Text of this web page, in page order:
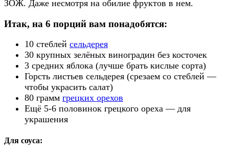
ЗОЖ. Даже несмотря на обилие фруктов в нем.
Итак, на 6 порций вам понадобятся:
10 стеблей сельдерея
30 крупных зелёных виноградин без косточек
3 средних яблока (лучше брать кислые сорта)
Горсть листьев сельдерея (срезаем со стеблей —
чтобы украсить салат)
80 грамм грецких орехов
Ещё 5-6 половинок грецкого ореха — для
украшения
Для соуса: